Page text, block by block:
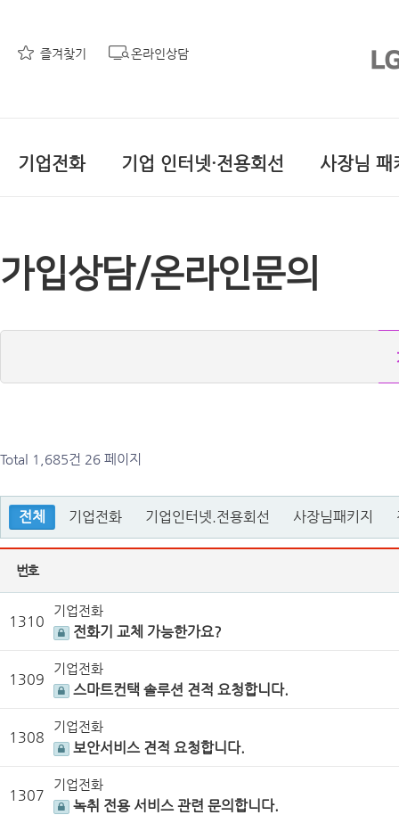
즐겨찾기 온라인상담
기업전화 기업 인터넷·전용회선 사장님 패
가입상담/온라인문의
Total 1,685건 26 페이지
전체 기업전화 기업인터넷.전용회선 사장님패키지
번호
1310
기업전화
전화기 교체 가능한가요?
1309
기업전화
스마트컨택 솔루션 견적 요청합니다.
1308
기업전화
보안서비스 견적 요청합니다.
1307
기업전화
녹취 전용 서비스 관련 문의합니다.